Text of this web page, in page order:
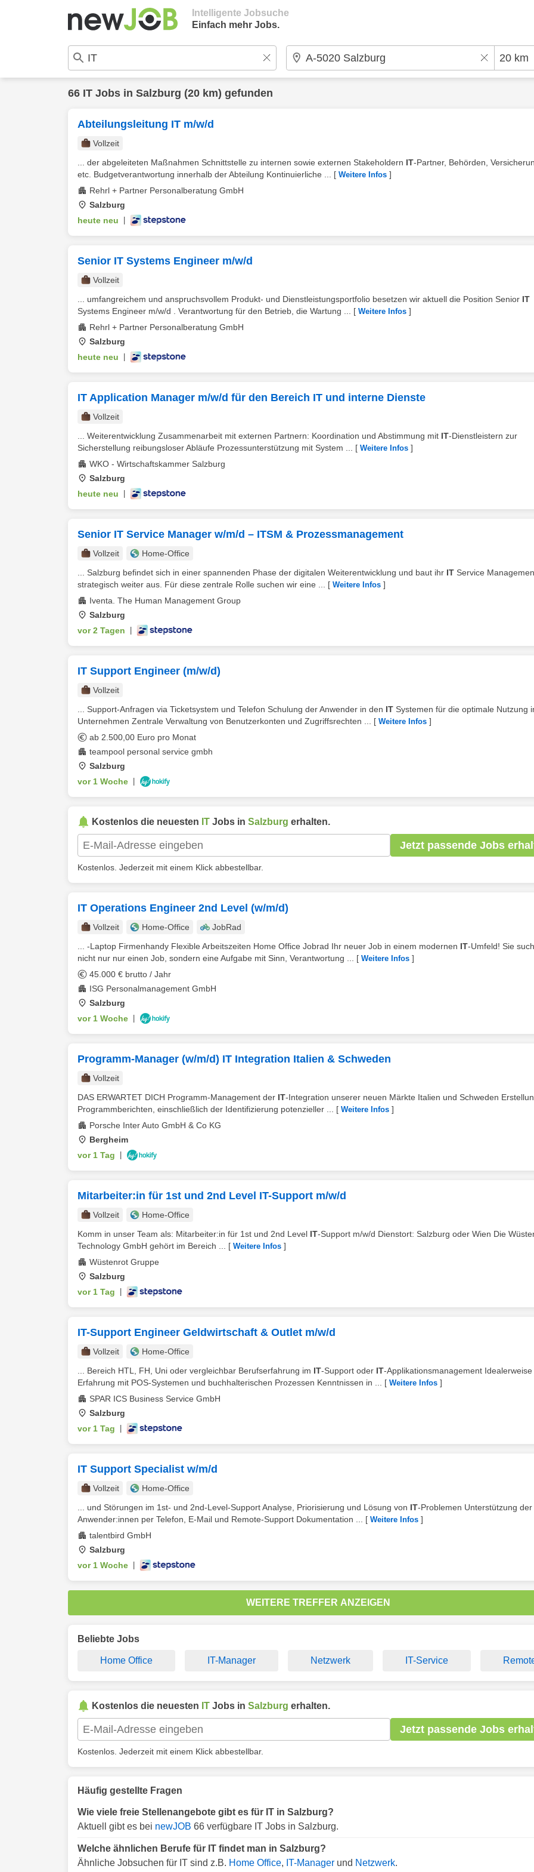
Intelligente Jobsuche
Einfach mehr Jobs.
66 IT Jobs in Salzburg (20 km) gefunden
Abteilungsleitung IT m/w/d
Vollzeit
... der abgeleiteten Maßnahmen Schnittstelle zu internen sowie externen Stakeholdern IT-Partner, Behörden,
etc. Budgetverantwortung innerhalb der Abteilung Kontinuierliche ...
[ Weitere Infos ]
Rehrl + Partner Personalberatung GmbH
Salzburg
heute neu
Senior IT Systems Engineer m/w/d
Vollzeit
... umfangreichem und anspruchsvollem Produkt- und Dienstleistungsportfolio besetzen wir aktuell die Position Senior IT
Systems Engineer m/w/d . Verantwortung für den Betrieb, die Wartung ...
[ Weitere Infos ]
Rehrl + Partner Personalberatung GmbH
Salzburg
heute neu
IT Application Manager m/w/d für den Bereich IT und interne Dienste
Vollzeit
... Weiterentwicklung Zusammenarbeit mit externen Partnern: Koordination und Abstimmung mit IT-Dienstleistern zur
Sicherstellung reibungsloser Abläufe Prozessunterstützung mit System ...
[ Weitere Infos ]
WKO - Wirtschaftskammer Salzburg
Salzburg
heute neu
Senior IT Service Manager w/m/d – ITSM & Prozessmanagement
Vollzeit
Home-Office
... Salzburg befindet sich in einer spannenden Phase der digitalen Weiterentwicklung und baut ihr IT Service
strategisch weiter aus. Für diese zentrale Rolle suchen wir eine ...
[ Weitere Infos ]
Iventa. The Human Management Group
Salzburg
vor 2 Tagen
IT Support Engineer (m/w/d)
Vollzeit
... Support-Anfragen via Ticketsystem und Telefon Schulung der Anwender in den IT Systemen für die optimale Nutzung
Unternehmen Zentrale Verwaltung von Benutzerkonten und Zugriffsrechten ...
[ Weitere Infos ]
ab 2.500,00 Euro pro Monat
teampool personal service gmbh
Salzburg
vor 1 Woche
Kostenlos die neuesten IT Jobs in Salzburg erhalten.
Jetzt passende Jobs
Kostenlos. Jederzeit mit einem Klick abbestellbar.
IT Operations Engineer 2nd Level (w/m/d)
Vollzeit Home-Office
JobRad
... -Laptop Firmenhandy Flexible Arbeitszeiten Home Office Jobrad Ihr neuer Job in einem modernen IT-Umfeld! Sie
nicht nur nur einen Job, sondern eine Aufgabe mit Sinn, Verantwortung ...
[ Weitere Infos ]
45.000 € brutto / Jahr
ISG Personalmanagement GmbH
Salzburg
vor 1 Woche
Programm-Manager (w/m/d) IT Integration Italien & Schweden
Vollzeit
DAS ERWARTET DICH Programm-Management der IT-Integration unserer neuen Märkte Italien und Schweden
Programmberichten, einschließlich der Identifizierung potenzieller ...
[ Weitere Infos ]
Porsche Inter Auto GmbH & Co KG
Bergheim
vor 1 Tag
Mitarbeiter:in für 1st und 2nd Level IT-Support m/w/d
Vollzeit
Home-Office
Komm in unser Team als: Mitarbeiter:in für 1st und 2nd Level IT-Support m/w/d Dienstort: Salzburg oder Wien Die
Technology GmbH gehört im Bereich ...
[ Weitere Infos ]
Wüstenrot Gruppe
Salzburg
vor 1 Tag
IT-Support Engineer Geldwirtschaft & Outlet m/w/d
Vollzeit
Home-Office
... Bereich HTL, FH, Uni oder vergleichbar Berufserfahrung im IT-Support oder IT-Applikationsmanagement Idealerweise
Erfahrung mit POS-Systemen und buchhalterischen Prozessen Kenntnissen in ...
[ Weitere Infos ]
SPAR ICS Business Service GmbH
Salzburg
vor 1 Tag
IT Support Specialist w/m/d
Vollzeit
Home-Office
... und Störungen im 1st- und 2nd-Level-Support Analyse, Priorisierung und Lösung von IT-Problemen Unterstützung der
Anwender:innen per Telefon, E-Mail und Remote-Support Dokumentation ...
[ Weitere Infos ]
talentbird GmbH
Salzburg
vor 1 Woche
WEITERE TREFFER ANZEIGEN
Beliebte Jobs
Home Office IT-Manager Netzwerk IT-Service
Kostenlos die neuesten IT Jobs in Salzburg erhalten.
Jetzt passende Jobs
Kostenlos. Jederzeit mit einem Klick abbestellbar.
Häufig gestellte Fragen
Wie viele freie Stellenangebote gibt es für IT in Salzburg?
Aktuell gibt es bei newJOB 66 verfügbare IT Jobs in Salzburg.
Welche ähnlichen Berufe für IT findet man in Salzburg?
Ähnliche Jobsuchen für IT sind z.B. Home Office, IT-Manager und Netzwerk.